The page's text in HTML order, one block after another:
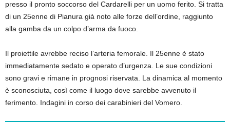
presso il pronto soccorso del Cardarelli per un uomo ferito. Si tratta
di un 25enne di Pianura già noto alle forze dell’ordine, raggiunto
alla gamba da un colpo d’arma da fuoco.
Il proiettile avrebbe reciso l’arteria femorale. Il 25enne è stato
immediatamente sedato e operato d’urgenza. Le sue condizioni
sono gravi e rimane in prognosi riservata. La dinamica al momento
è sconosciuta, così come il luogo dove sarebbe avvenuto il
ferimento. Indagini in corso dei carabinieri del Vomero.